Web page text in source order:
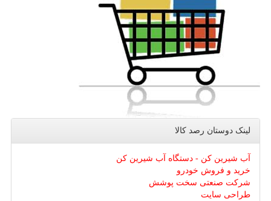
لینک دوستان رصد كالا
آب شیرین کن - دستگاه آب شیرین کن
خرید و فروش خودرو
شرکت صنعتی سخت پوشش
طراحی سایت